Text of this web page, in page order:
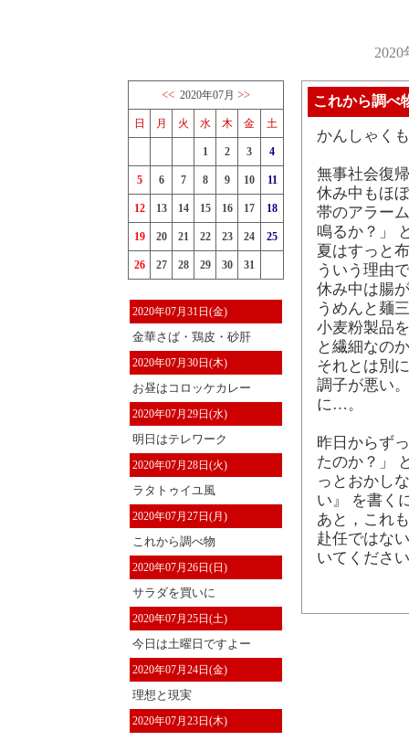
<< 2020年07月 >>
日 月 火 水 木 金 土
1 2 3 4
5 6 7 8 9 10 11
12 13 14 15 16 17 18
19 20 21 22 23 24 25
26 27 28 29 30 31
2020年07月31日(金)
金華さば・鶏皮・砂肝
2020年07月30日(木)
お昼はコロッケカレー
2020年07月29日(水)
明日はテレワーク
2020年07月28日(火)
ラタトゥイユ風
2020年07月27日(月)
これから調べ物
2020年07月26日(日)
サラダを買いに
2020年07月25日(土)
今日は土曜日ですよー
2020年07月24日(金)
理想と現実
2020年07月23日(木)
これから調べ
かんしゃく
無事社会復
休み中もほ
帯のアラー
鳴るか？」
夏はすっと
ういう理由
休み中は腸
うめんと麺
小麦粉製品
と繊細なの
それとは別
調子が悪い
に…。
昨日からず
たのか？」
っとおかし
い』 を書く
あと，これ
赴任ではな
いてくださ